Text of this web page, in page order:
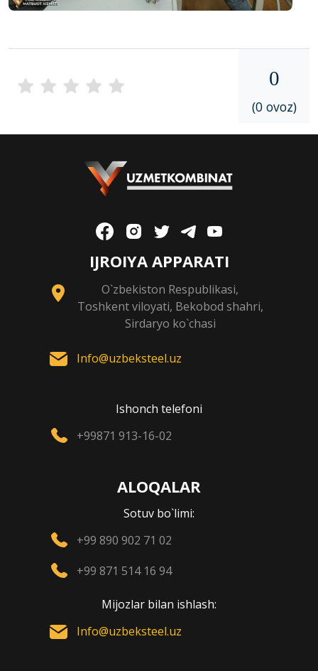
0
(0 ovoz)
IJROIYA APPARATI
O`zbekiston Respublikasi,
Toshkent viloyati, Bekobod shahri,
Sirdaryo ko`chasi
Info@uzbeksteel.uz
Ishonch telefoni
+99871 913-16-02
ALOQALAR
Sotuv bo`limi:
+99 890 902 71 02
+99 871 514 16 94
Mijozlar bilan ishlash:
Info@uzbeksteel.uz